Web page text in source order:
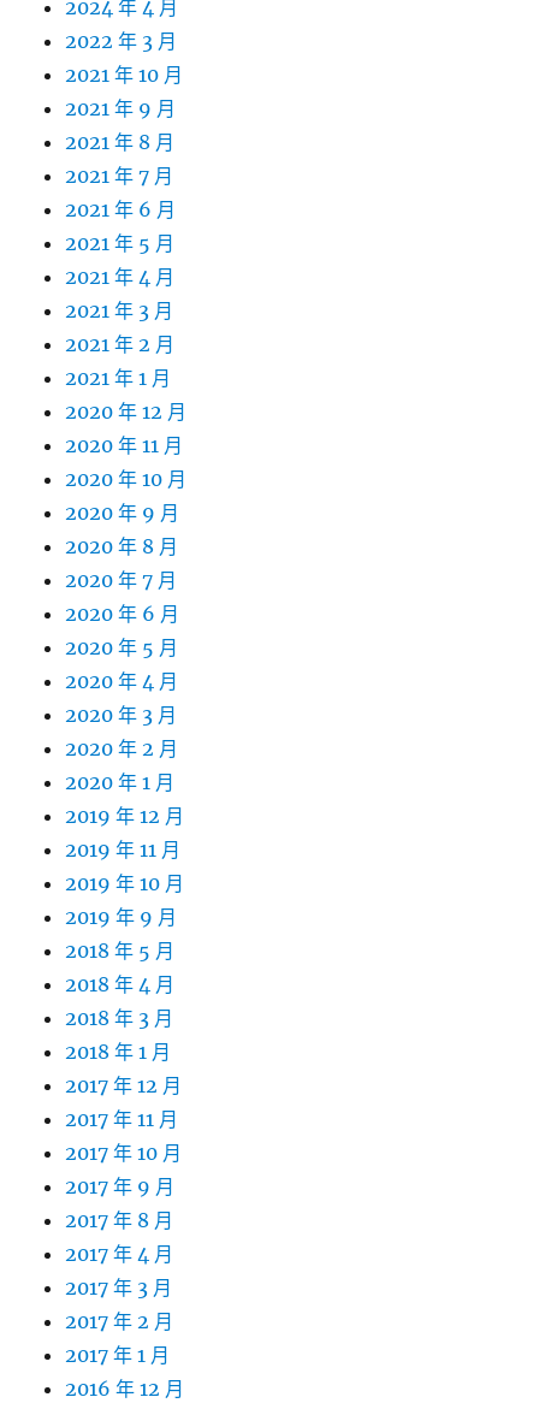
2024 年 4 月
2022 年 3 月
2021 年 10 月
2021 年 9 月
2021 年 8 月
2021 年 7 月
2021 年 6 月
2021 年 5 月
2021 年 4 月
2021 年 3 月
2021 年 2 月
2021 年 1 月
2020 年 12 月
2020 年 11 月
2020 年 10 月
2020 年 9 月
2020 年 8 月
2020 年 7 月
2020 年 6 月
2020 年 5 月
2020 年 4 月
2020 年 3 月
2020 年 2 月
2020 年 1 月
2019 年 12 月
2019 年 11 月
2019 年 10 月
2019 年 9 月
2018 年 5 月
2018 年 4 月
2018 年 3 月
2018 年 1 月
2017 年 12 月
2017 年 11 月
2017 年 10 月
2017 年 9 月
2017 年 8 月
2017 年 4 月
2017 年 3 月
2017 年 2 月
2017 年 1 月
2016 年 12 月